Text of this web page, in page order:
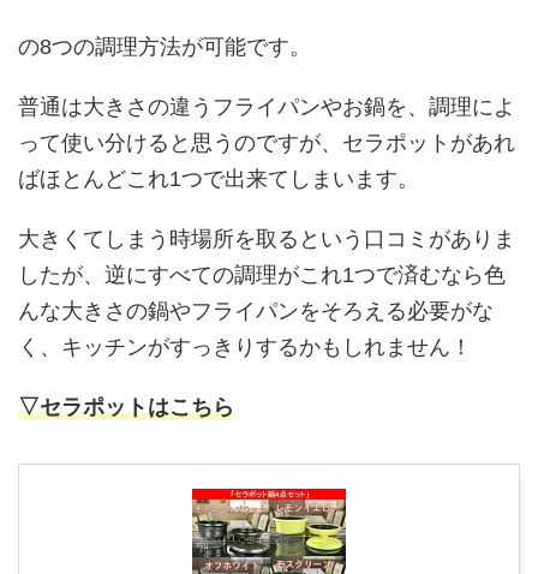
の8つの調理方法が可能です。
普通は大きさの違うフライパンやお鍋を、調理によ
って使い分けると思うのですが、セラポットがあれ
ばほとんどこれ1つで出来てしまいます。
大きくてしまう時場所を取るという口コミがありま
したが、逆にすべての調理がこれ1つで済むなら色
んな大きさの鍋やフライパンをそろえる必要がな
く、キッチンがすっきりするかもしれません！
▽セラポットはこちら